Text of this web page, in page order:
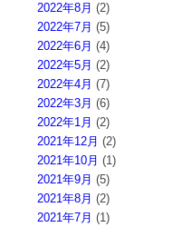
2022年8月 (2)
2022年7月 (5)
2022年6月 (4)
2022年5月 (2)
2022年4月 (7)
2022年3月 (6)
2022年1月 (2)
2021年12月 (2)
2021年10月 (1)
2021年9月 (5)
2021年8月 (2)
2021年7月 (1)